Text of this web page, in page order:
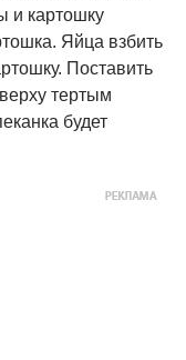
и картошку
Яйца взбить
Поставить
тертым
будет